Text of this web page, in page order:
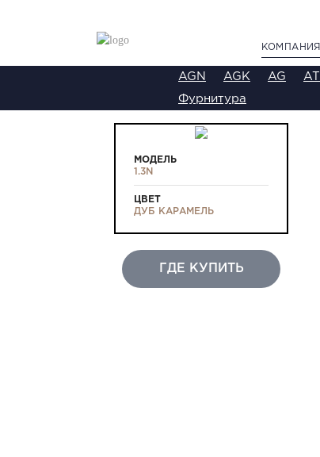
КОМПАНИЯ
AGN AGK AG AT
Фурнитура
МОДЕЛЬ
1.3N
ЦВЕТ
ДУБ КАРАМЕЛЬ
ГДЕ КУПИТЬ